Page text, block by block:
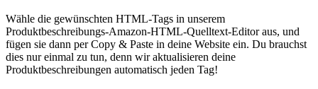
Wähle die gewünschten HTML-Tags in unserem
Produktbeschreibungs-Amazon-HTML-Quelltext-Editor aus, und
fügen sie dann per Copy & Paste in deine Website ein. Du brauchst
dies nur einmal zu tun, denn wir aktualisieren deine
Produktbeschreibungen automatisch jeden Tag!